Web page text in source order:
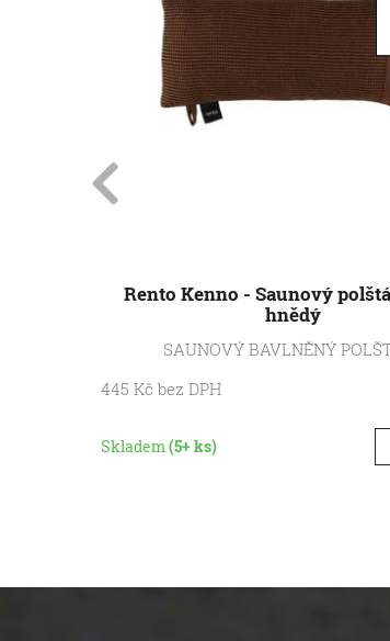
Rento Kenno - Saunový
hnědý
SAUNOVÝ BAVLNĚNÝ
445 Kč bez DPH
Skladem(5+ ks)